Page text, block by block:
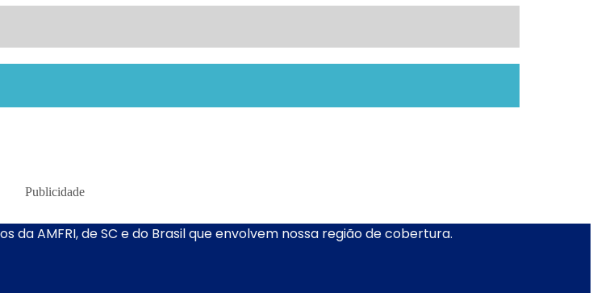
Publicidade
AMFRI, de SC e do Brasil que envolvem nossa região de cobertura.